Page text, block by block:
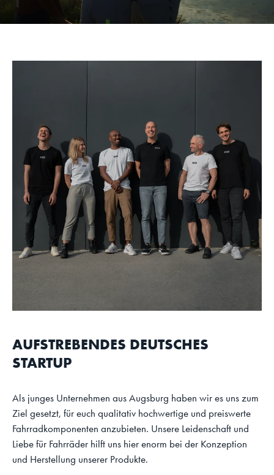
AUFSTREBENDES DEUTSCHES
STARTUP
Als junges Unternehmen aus Augsburg haben wir es uns zum
Ziel gesetzt, für euch qualitativ hochwertige und preiswerte
Fahrradkomponenten anzubieten. Unsere Leidenschaft und
Liebe für Fahrräder hilft uns hier enorm bei der Konzeption
und Herstellung unserer Produkte.